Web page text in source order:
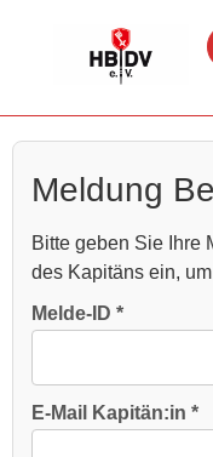
Meldung
Bitte geben Sie Ihre
des Kapitäns ein,
Melde-ID *
E-Mail Kapitän:in *